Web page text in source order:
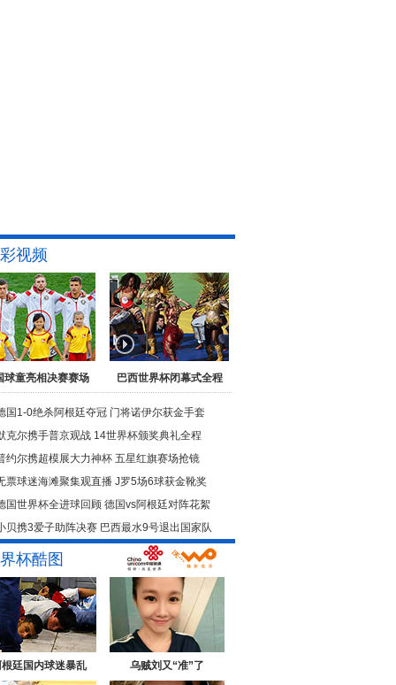
视频
球童亮相决赛赛场 巴西世界杯闭幕式全程
国1-0绝杀阿根廷夺冠 门将诺伊尔获金手套
克尔携手普京观战 14世界杯颁奖典礼全程
约尔携超模展大力神杯 五星红旗赛场抢镜
票球迷海滩聚集观直播 J罗5场6球获金靴奖
国世界杯全进球回顾 德国vs阿根廷对阵花絮
贝携3爱子助阵决赛 巴西最水9号退出国家队
杯酷图
廷国内球迷暴乱 乌贼刘又“准”了